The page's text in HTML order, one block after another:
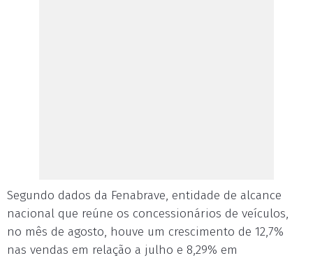
Segundo dados da Fenabrave, entidade de alcance
nacional que reúne os concessionários de veículos,
no mês de agosto, houve um crescimento de 12,7%
nas vendas em relação a julho e 8,29% em